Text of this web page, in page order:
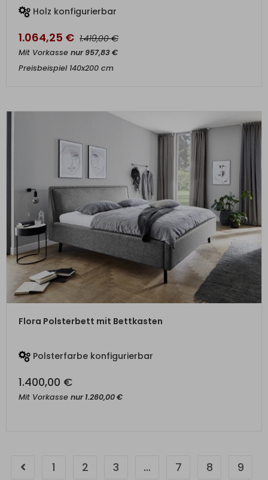
Holz konfigurierbar
1.064,25 € 1.419,00€
Mit Vorkasse nur957,83€
Preisbeispiel 140x200 cm
ZUM PRODUKT
Flora Polsterbett mit Bettkasten
Polsterfarbe konfigurierbar
1.400,00 €
Mit Vorkasse nur1.260,00€
1 2 3 … 7 8
9